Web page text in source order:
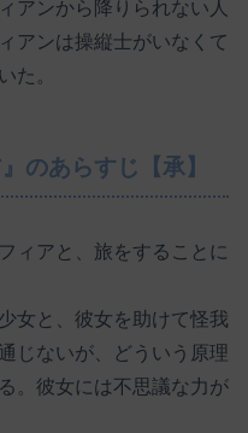
アンから降りられない人
アンは操縦士がいなくて
た。
のあらすじ【承】
ィアと、旅をすることに
女と、彼女を助けて怪我
じないが、どういう原理
。彼女には不思議な力が